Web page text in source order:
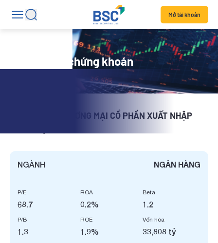
Mở tài khoản
Chi tiết mã chứng khoán
NGÂN HÀNG THƯƠNG MẠI CỔ PHẦN XUẤT NHẬP
NGÀNH NGÂN HÀNG
P/E
68.7
ROA
0.2%
Beta
1.2
P/B
1.3
ROE
1.9%
Vốn hóa
33,808 tỷ